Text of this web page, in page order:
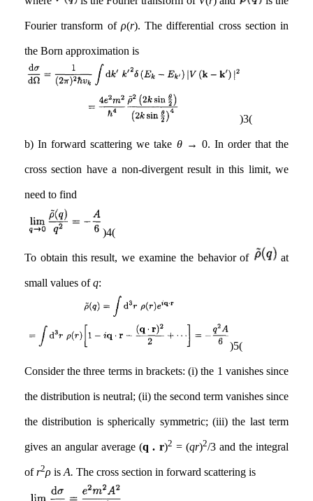
Fourier transform of ρ(r). The differential cross section in
the Born approximation is
(3)
b) In forward scattering we take θ→ 0. In order that the
cross section have a non-divergent result in this limit, we
need to find
(4)
To obtain this result, we examine the behavior of at
small values ofq:
(5)
Consider the three terms in brackets: (i) the 1 vanishes since
the distribution is neutral; (ii) the second term vanishes since
the distribution is spherically symmetric; (iii) the last term
gives an angular average (q . r)2 = (qr)2/3 and the integral
ofr2ρ is A. The cross section in forward scattering is